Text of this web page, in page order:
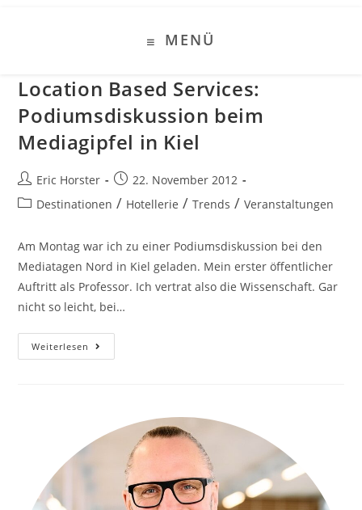
MENÜ
Location Based Services:
Podiumsdiskussion beim
Mediagipfel in Kiel
Beitrags-
Autor:
Eric Horster
Beitrag
veröffentlicht:
22. November 2012
Beitrags-
Destinationen / Hotellerie / Trends / Veranstaltungen
Am Montag war ich zu einer Podiumsdiskussion bei den
Mediatagen Nord in Kiel geladen. Mein erster öffentlicher
Auftritt als Professor. Ich vertrat also die Wissenschaft. Gar
nicht so leicht, bei…
Weiterlesen Location
Based